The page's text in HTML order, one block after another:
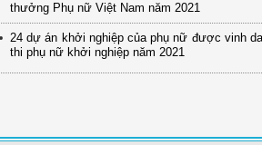
thưởng Phụ nữ Việt Nam năm 2021
24 dự án khởi nghiệp của phụ nữ được vinh
thi phụ nữ khởi nghiệp năm 2021